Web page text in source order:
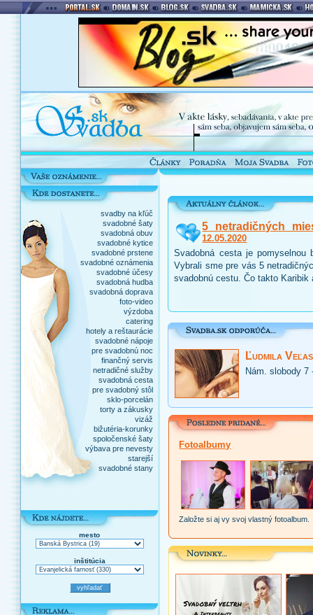
svadby na kľúč
svadobné šaty
svadobná obuv
svadobné kytice
svadobné prstene
svadobné oznámenia
svadobné účesy
svadobná hudba
svadobná doprava
foto-video
výzdoba
catering
hotely a reštaurácie
svadobné nápoje
pre svadobnú noc
finančný servis
netradičné služby
svadobná cesta
pre svadobný stôl
sklo-porcelán
torty a zákusky
vizáž
bižutéria-korunky
spoločenské šaty
výbava pre nevesty
starejší
svadobné stany
mesto
inštitúcia
5 netradičných
12.05.2020
Svadobná cesta je pomyselnou
Vybrali sme pre vás 5
svadobnú cestu. Čo takto Karibik
Ľudmila
Nám. slobody 7
Fotoalbumy
Založte si aj vy svoj vlastný fotoalbum.